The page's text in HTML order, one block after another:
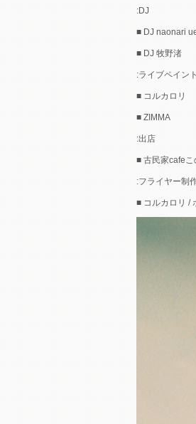
:DJ
■ DJ naonari
■ DJ 牧野渚
:ライブペイント
■ コルカロリ
■ ZIMMA
:出店
■ 古民家cafeこ
:フライヤー制
■ コルカロリ /